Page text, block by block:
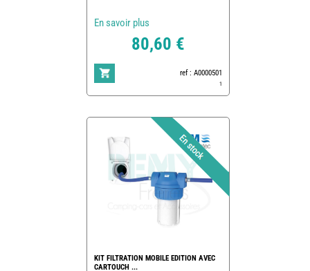
En savoir plus
80,60 €
ref : A0000501
1
KIT FILTRATION MOBILE EDITION AVEC
CARTOUCH ...